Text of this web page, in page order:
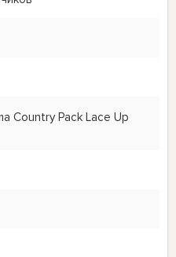
Country Pack Lace Up